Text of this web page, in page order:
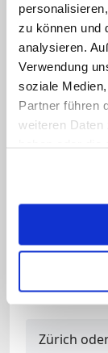
zu können und
analysieren.
Verwendung
soziale
Partner führen
weiteren Daten
Erzbistum
damals
KNA im
Zürich